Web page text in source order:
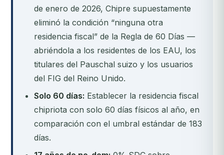
de enero de 2026, Chipre supuestamente
eliminó la condición “ninguna otra
residencia fiscal” de la Regla de 60 Días —
abriéndola a los residentes de los EAU, los
titulares del Pauschal suizo y los usuarios
del FIG del Reino Unido.
Solo 60 días: Establecer la residencia fiscal
chipriota con solo 60 días físicos al año, en
comparación con el umbral estándar de 183
días.